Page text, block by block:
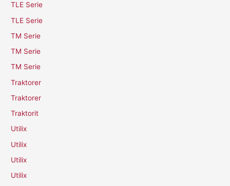
TLE Serie
TLE Serie
TM Serie
TM Serie
TM Serie
Traktorer
Traktorer
Traktorit
Utilix
Utilix
Utilix
Utilix